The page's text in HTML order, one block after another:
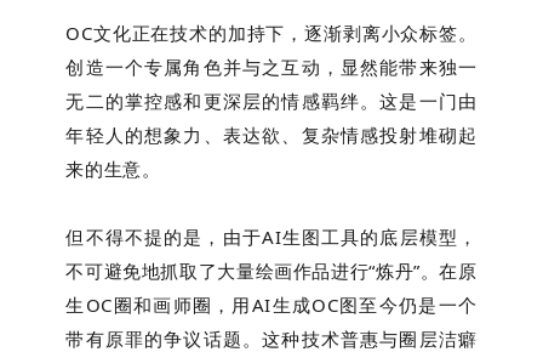
OC文化正在技术的加持下，逐渐剥离小众标签。
创造一个专属角色并与之互动，显然能带来独一
无二的掌控感和更深层的情感羁绊。这是一门由
年轻人的想象力、表达欲、复杂情感投射堆砌起
来的生意。
但不得不提的是， 由于AI生图工具的底层模型，
不可避免地抓取了大量绘画作品进行“炼丹”。在原
生OC圈和画师圈，用AI生成OC图至今仍是一个
带有原罪的争议话题。这种技术普惠与圈层洁癖